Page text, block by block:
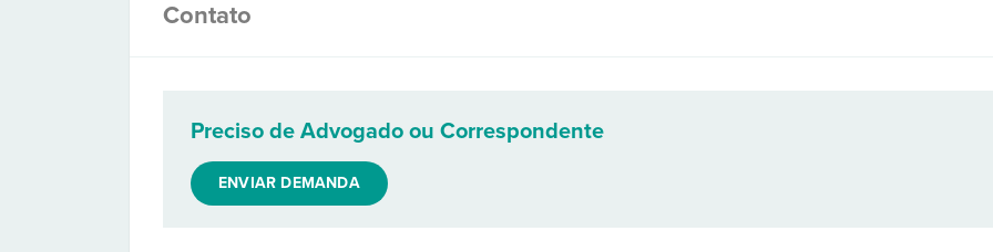
Contato
Preciso de Advogado ou Correspondente
ENVIAR DEMANDA